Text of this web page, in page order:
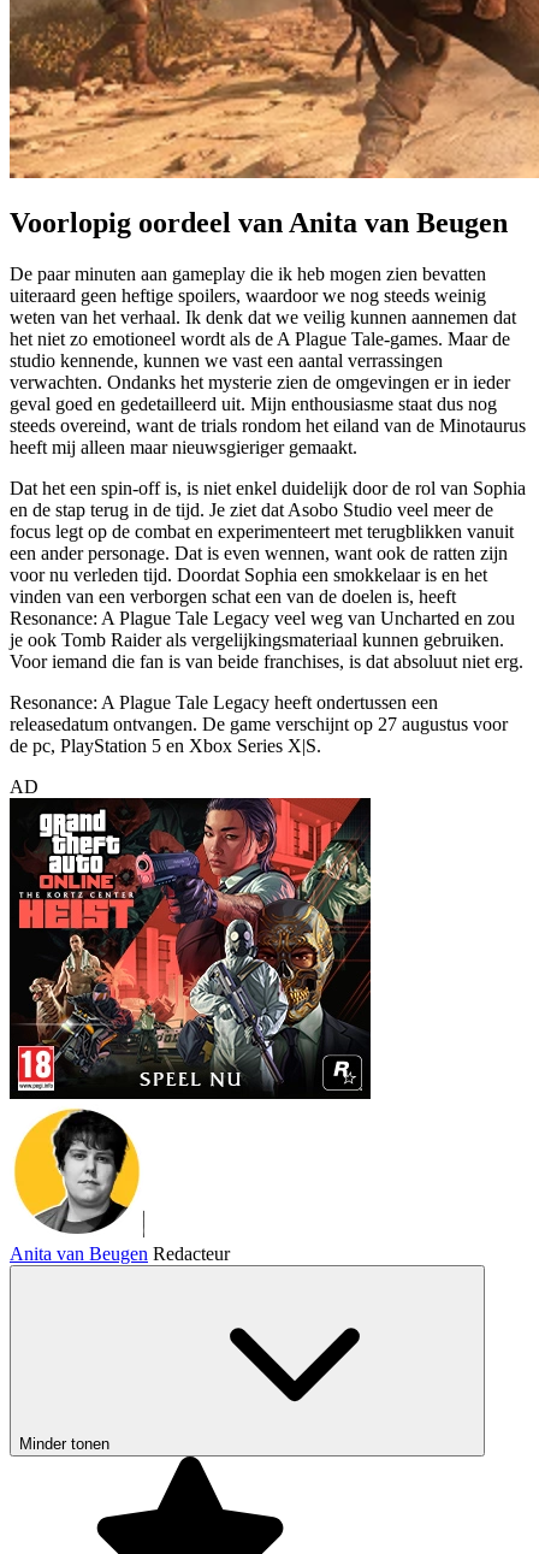
Voorlopig oordeel van Anita van Beugen
De paar minuten aan gameplay die ik heb mogen zien bevatten
uiteraard geen heftige spoilers, waardoor we nog steeds weinig
weten van het verhaal. Ik denk dat we veilig kunnen aannemen dat
het niet zo emotioneel wordt als de A Plague Tale-games. Maar de
studio kennende, kunnen we vast een aantal verrassingen
verwachten. Ondanks het mysterie zien de omgevingen er in ieder
geval goed en gedetailleerd uit. Mijn enthousiasme staat dus nog
steeds overeind, want de trials rondom het eiland van de Minotaurus
heeft mij alleen maar nieuwsgieriger gemaakt.
Dat het een spin-off is, is niet enkel duidelijk door de rol van Sophia
en de stap terug in de tijd. Je ziet dat Asobo Studio veel meer de
focus legt op de combat en experimenteert met terugblikken vanuit
een ander personage. Dat is even wennen, want ook de ratten zijn
voor nu verleden tijd. Doordat Sophia een smokkelaar is en het
vinden van een verborgen schat een van de doelen is, heeft
Resonance: A Plague Tale Legacy veel weg van Uncharted en zou
je ook Tomb Raider als vergelijkingsmateriaal kunnen gebruiken.
Voor iemand die fan is van beide franchises, is dat absoluut niet erg.
Resonance: A Plague Tale Legacy heeft ondertussen een
releasedatum ontvangen. De game verschijnt op 27 augustus voor
de pc, PlayStation 5 en Xbox Series X|S.
AD
Anita van Beugen Redacteur
Minder tonen